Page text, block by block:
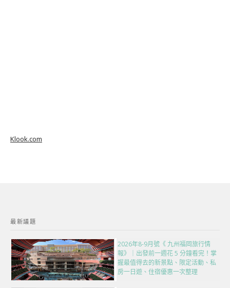
Klook.com
最新議題
2026年8-9月號《 九州福岡旅行情
報》｜出發前一週花 5 分鐘看完！掌
握最值得去的新景點、限定活動、私
房一日遊、住宿優惠一次整理